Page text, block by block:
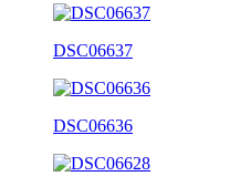
DSC06637
DSC06636